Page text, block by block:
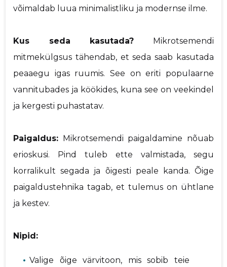
võimaldab luua minimalistliku ja modernse ilme.
Kus seda kasutada? Mikrotsemendi
mitmekülgsus tähendab, et seda saab kasutada
peaaegu igas ruumis. See on eriti populaarne
vannitubades ja köökides, kuna see on veekindel
ja kergesti puhastatav.
Paigaldus: Mikrotsemendi paigaldamine nõuab
erioskusi. Pind tuleb ette valmistada, segu
korralikult segada ja õigesti peale kanda. Õige
paigaldustehnika tagab, et tulemus on ühtlane
ja kestev.
Nipid:
Valige õige värvitoon, mis sobib teie